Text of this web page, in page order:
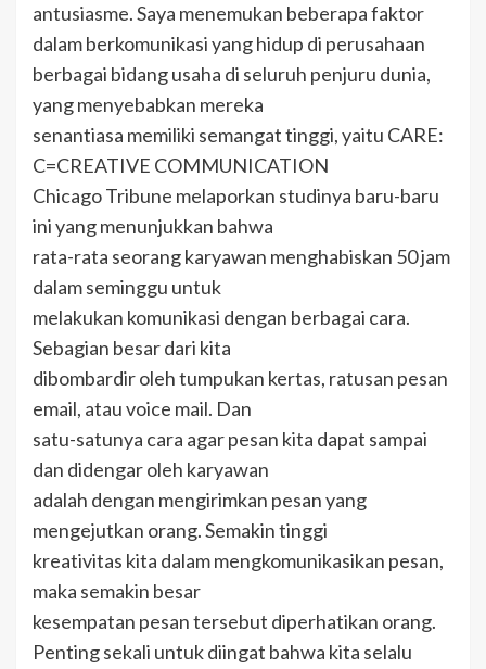
antusiasme. Saya menemukan beberapa faktor
dalam berkomunikasi yang hidup di perusahaan
berbagai bidang usaha di seluruh penjuru dunia,
yang menyebabkan mereka
senantiasa memiliki semangat tinggi, yaitu CARE:
C=CREATIVE COMMUNICATION
Chicago Tribune melaporkan studinya baru-baru
ini yang menunjukkan bahwa
rata-rata seorang karyawan menghabiskan 50 jam
dalam seminggu untuk
melakukan komunikasi dengan berbagai cara.
Sebagian besar dari kita
dibombardir oleh tumpukan kertas, ratusan pesan
email, atau voice mail. Dan
satu-satunya cara agar pesan kita dapat sampai
dan didengar oleh karyawan
adalah dengan mengirimkan pesan yang
mengejutkan orang. Semakin tinggi
kreativitas kita dalam mengkomunikasikan pesan,
maka semakin besar
kesempatan pesan tersebut diperhatikan orang.
Penting sekali untuk diingat bahwa kita selalu